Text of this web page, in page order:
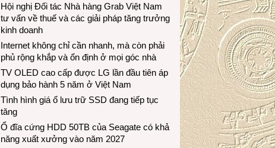
Hội nghị Đối tác Nhà hàng Grab Việt Nam
tư vấn về thuế và các giải pháp tăng trưởng
kinh doanh
Internet không chỉ cần nhanh, mà còn phải
phủ rộng khắp và ổn định ở mọi góc nhà
TV OLED cao cấp được LG lần đầu tiên áp
dụng bảo hành 5 năm ở Việt Nam
Tình hình giá ổ lưu trữ SSD đang tiếp tục
tăng
Ổ đĩa cứng HDD 50TB của Seagate có khả
năng xuất xưởng vào năm 2027